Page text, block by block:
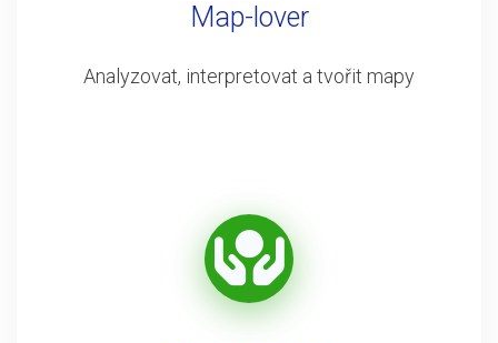
Map-lover
Analyzovat, interpretovat a tvořit mapy